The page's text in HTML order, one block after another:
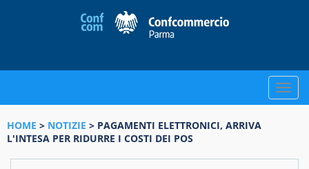
Toggle
HOME > NOTIZIE > PAGAMENTI ELETTRONICI, ARRIVA
L'INTESA PER RIDURRE I COSTI DEI POS